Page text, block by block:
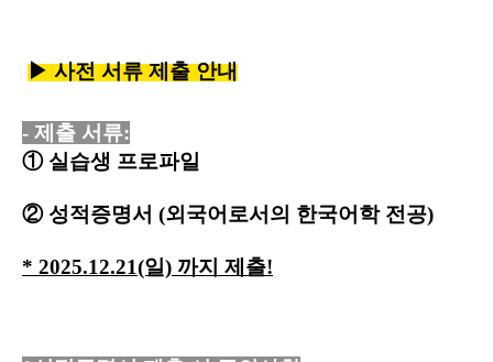
▶사전 서류 제출 안내
- 제출 서류:
① 실습생 프로파일
② 성적증명서 (외국어로서의 한국어학 전공)
* 2025.12.21(일) 까지 제출!